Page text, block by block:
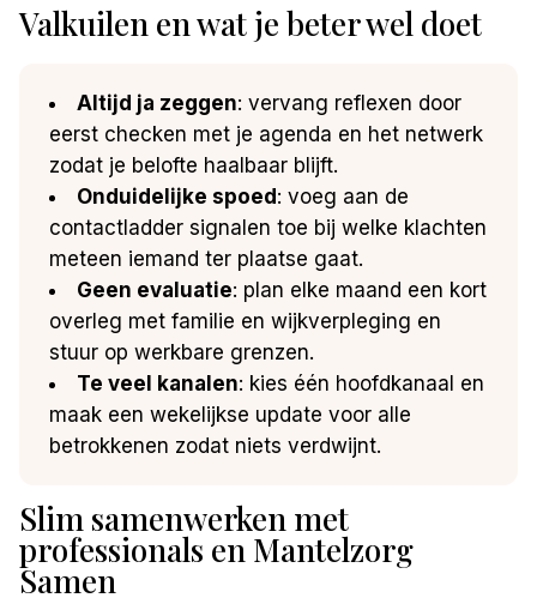
Valkuilen en wat je beter wel doet
Altijd ja zeggen: vervang reflexen door
eerst checken met je agenda en het netwerk
zodat je belofte haalbaar blijft.
Onduidelijke spoed: voeg aan de
contactladder signalen toe bij welke klachten
meteen iemand ter plaatse gaat.
Geen evaluatie: plan elke maand een kort
overleg met familie en wijkverpleging en
stuur op werkbare grenzen.
Te veel kanalen: kies één hoofdkanaal en
maak een wekelijkse update voor alle
betrokkenen zodat niets verdwijnt.
Slim samenwerken met
professionals en Mantelzorg
Samen